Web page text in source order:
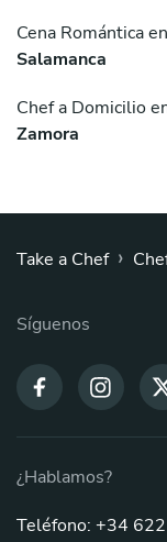
Cena Romántica en
Salamanca
Chef a Domicilio
Zamora
Take a Chef ›
Síguenos
¿Hablamos?
Teléfono: +34